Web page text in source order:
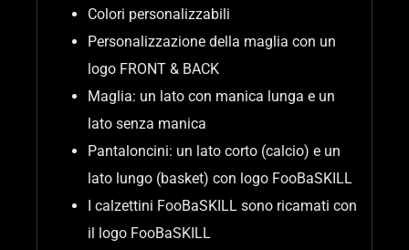
Colori personalizzabili
Personalizzazione della maglia con un
logo FRONT & BACK
Maglia: un lato con manica lunga e un
lato senza manica
Pantaloncini: un lato corto (calcio) e un
lato lungo (basket) con logo FooBaSKILL
I calzettini FooBaSKILL sono ricamati con
il logo FooBaSKILL